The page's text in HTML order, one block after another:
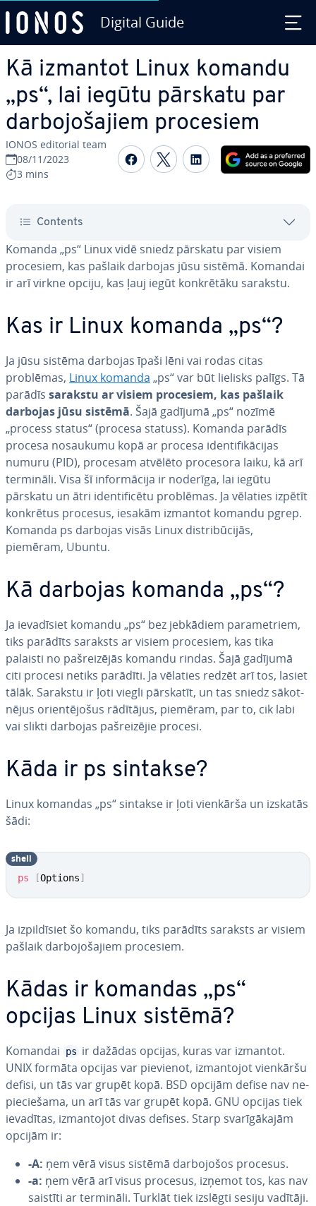
Digital Guide
Kā izmantot Linux komandu
„ps“, lai iegūtu pārskatu par
dar­bo­jo­ša­jiem procesiem
IONOS editorial team
08/11/2023
3 mins
Share on Facebook
Share on Twitter
Share on
Contents
Komanda „ps“ Linux vidē sniedz pārskatu par visiem
procesiem, kas pašlaik darbojas jūsu sistēmā. Komandai
ir arī virkne opciju, kas ļauj iegūt kon­krē­tā­ku sarakstu.
Kas ir Linux komanda „ps“?
Ja jūsu sistēma darbojas īpaši lēni vai rodas citas
problēmas, Linux komanda „ps“ var būt lielisks palīgs. Tā
parādīs sarakstu ar visiem procesiem, kas pašlaik
darbojas jūsu sistēmā. Šajā gadījumā „ps“ nozīmē
„process status“ (procesa statuss). Komanda parādīs
procesa nosaukumu kopā ar procesa iden­ti­fi­kā­ci­jas
numuru (PID), procesam atvēlēto procesora laiku, kā arī
termināli. Visa šī in­for­mā­ci­ja ir noderīga, lai iegūtu
pārskatu un ātri iden­ti­fi­cē­tu problēmas. Ja vēlaties izpētīt
konkrētus procesus, iesakām izmantot komandu pgrep.
Komanda ps darbojas visās Linux dis­tri­bū­ci­jās,
piemēram, Ubuntu.
Kā darbojas komanda „ps“?
Ja ie­va­dī­siet komandu „ps“ bez jebkādiem pa­ra­met­riem,
tiks parādīts saraksts ar visiem procesiem, kas tika
palaisti no pa­šrei­zē­jās komandu rindas. Šajā gadījumā
citi procesi netiks parādīti. Ja vēlaties redzēt arī tos, lasiet
tālāk. Sarakstu ir ļoti viegli pārskatīt, un tas sniedz sā­kot­
nē­jus orien­tē­jo­šus rādītājus, piemēram, par to, cik labi
vai slikti darbojas pa­šrei­zē­jie procesi.
Kāda ir ps sintakse?
Linux komandas „ps“ sintakse ir ļoti vienkārša un izskatās
šādi:
ps [Options]
shell
Ja iz­pil­dī­siet šo komandu, tiks parādīts saraksts ar visiem
pašlaik dar­bo­jo­ša­jiem procesiem.
Kādas ir komandas „ps“
opcijas Linux sistēmā?
Komandai ps ir dažādas opcijas, kuras var izmantot.
UNIX formāta opcijas var pievienot, iz­man­to­jot vienkāršu
defisi, un tās var grupēt kopā. BSD opcijām defise nav ne­
pie­cie­ša­ma, un arī tās var grupēt kopā. GNU opcijas tiek
ievadītas, iz­man­to­jot divas defises. Starp sva­rī­gā­ka­jām
opcijām ir:
-A: ņem vērā visus sistēmā dar­bo­jo­šos procesus.
-a: ņem vērā arī visus procesus, izņemot tos, kas nav
saistīti ar termināli. Turklāt tiek izslēgti sesiju vadītāji.